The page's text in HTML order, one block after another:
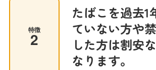
特徴
2
たばこを過去1
ていない方や
した方は割安
なります。